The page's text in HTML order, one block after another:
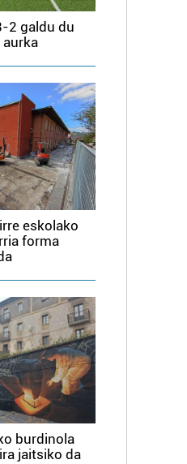
2 galdu du
aurka
eskolako
forma
burdinola
jaitsiko da